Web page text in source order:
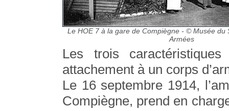
Le HOE 7 à la gare de Compiègne - © Musée du
Armées
Les trois
attachement à un corps
Le 16 septembre 1914,
Compiègne, prend en